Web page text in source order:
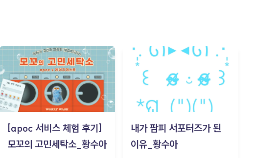
[apoc 서비스 체험 후기]
모꼬의 고민세탁소_황수아
내가 팜피 서포터즈가 된
이유_황수아